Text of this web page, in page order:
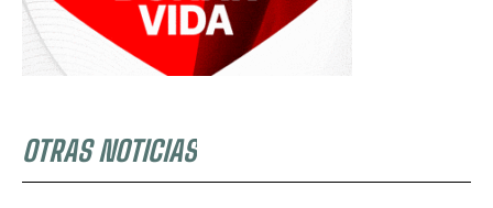
OTRAS NOTICIAS